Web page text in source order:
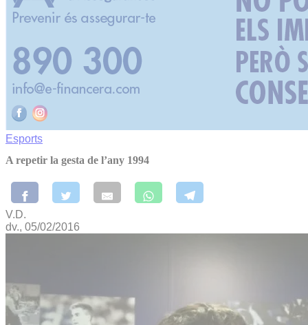
Esports
A repetir la gesta de l’any 1994
V.D.
dv., 05/02/2016